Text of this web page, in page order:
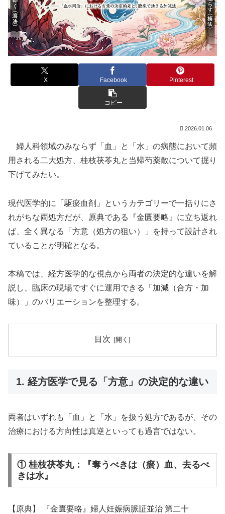
X Facebook Pinterest
コピー
2026.01.06
婦人科領域のみならず「血」と「水」の病態において頻
用される二大処方、桂枝茯苓丸と当帰芍薬散について掘り
下げてみたい。
現代医学的に「駆瘀血剤」というカテゴリーで一括りにさ
れがちな両処方だが、原典である『金匱要略』に立ち返れ
ば、全く異なる「方意（処方の狙い）」を持って設計され
ていることが明確となる。
本稿では、経方医学的な視点から両者の決定的な違いを解
説し、臨床の現場ですぐに運用できる「加減（合方・加
味）」のバリエーションを整理する。
目次
1. 経方医学で見る「方意」の決定的な違い
両者はいずれも「血」と「水」を扱う処方であるが、その
治療における方向性は真逆といっても過言ではない。
① 桂枝茯苓丸：『奪うべきは（瘀）血、去るべ
きは水』
【原典】 『金匱要略』婦人妊娠病脈証並治 第二十